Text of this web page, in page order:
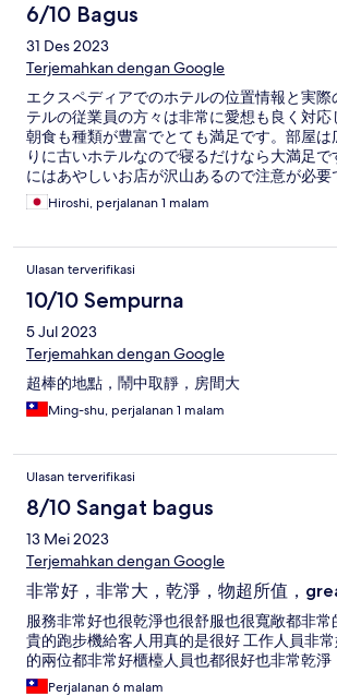
6/10 Bagus
31 Des 2023
Terjemahkan dengan Google
エクスペディアでのホテルの位置情報と実際
テルの従業員の方々は非常に愛想も良く対応
朝食も種類が豊富でとても満足です。部屋は
りに古いホテルなので寝るだけなら大満足
にはあやしいお店が沢山あるので注意が必要
Hiroshi, perjalanan 1 malam
Ulasan terverifikasi
10/10 Sempurna
5 Jul 2023
Terjemahkan dengan Google
超棒的地點，鬧中取靜，房間大
Ming-shu, perjalanan 1 malam
Ulasan terverifikasi
8/10 Sangat bagus
13 Mei 2023
Terjemahkan dengan Google
非常好，非常大，乾淨，物超所值，
服務非常好也很乾淨也很舒服也很寬敞都非常
貴的跑步機給客人用真的是很好 工作人員非
的兩位都非常好櫃檯人員也都很好也非常乾淨
Perjalanan 6 malam